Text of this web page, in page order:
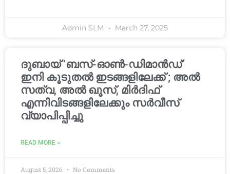
Admin SLM March 27, 2025
ദുബായ് ‘ബസ്-ഓൺ-ഡിമാൻഡ്’
ഇനി കൂടുതൽ ഇടങ്ങളിലേക്ക് ; അൽ
സത്വ, അൽ ഖൂസ്, മിർദിഫ്
എന്നിവിടങ്ങളിലേക്കും സർവീസ്
വ്യാപിപ്പിച്ചു
READ MORE »
August 5, 2026 No Comments